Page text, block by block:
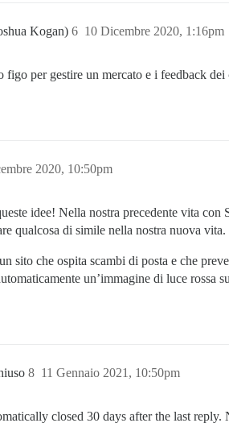
Kogan) 10 Dicembre 2020, 1:16pm
6
figo per gestire un mercato e i feedback
2020, 10:50pm
idee! Nella nostra precedente vita
qualcosa di simile nella nostra nuova
sito che ospita scambi di posta e che
un’immagine di luce rossa
11 Gennaio 2021, 10:50pm
8
closed 30 days after the last